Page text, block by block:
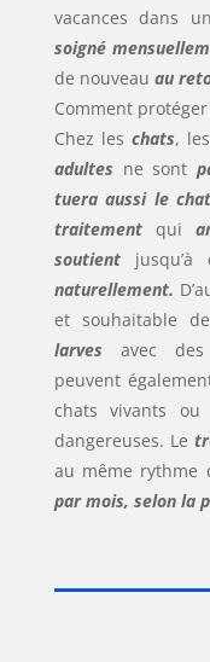
vacances dans
soigné
de nouveau au
Comment
Chez les chats, les
adultes ne sont
tuera aussi le
traitementqui
soutient
naturellement.
et souhaitable de
larves avec des
peuvent
chats vivants
dangereuses. Le
au même rythme
par mois, selon la